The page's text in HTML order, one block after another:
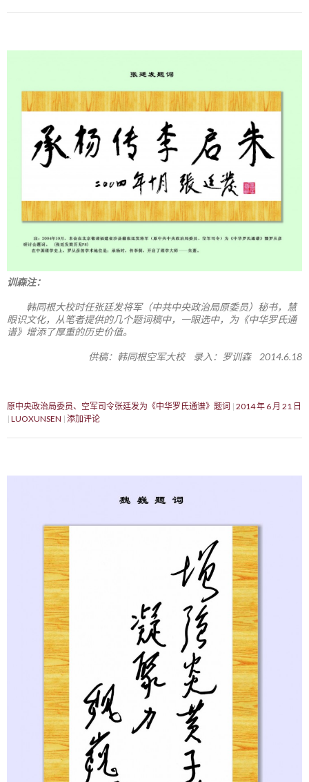
训森注：
韩同根大校时任张廷发将军（中共中央政治局原委员）秘书，慧
眼识文化，从笔者提供的几个题词稿中，一眼选中，为《中华罗氏通
谱》增添了厚重的历史价值。
供稿：韩同根空军大校 录入：罗训森 2014.6.18
原中央政治局委员、空军司令张廷发为《中华罗氏通谱》题词 2014 年 6 月 21 日
LUOXUNSEN 添加评论